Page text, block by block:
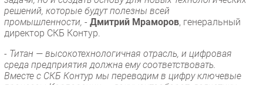
решений, которые будут полезны всей
промышленности, - Дмитрий Мраморов, генеральный
директор СКБ Контур.
- Титан — высокотехнологичная отрасль, и цифровая
среда предприятия должна ему соответствовать.
Вместе с СКБ Контур мы переводим в цифру ключевые